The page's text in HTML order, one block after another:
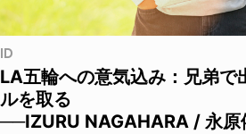
ID
LA五輪への意気込み：兄弟で
ルを取る
──IZURU NAGAHARA / 永原